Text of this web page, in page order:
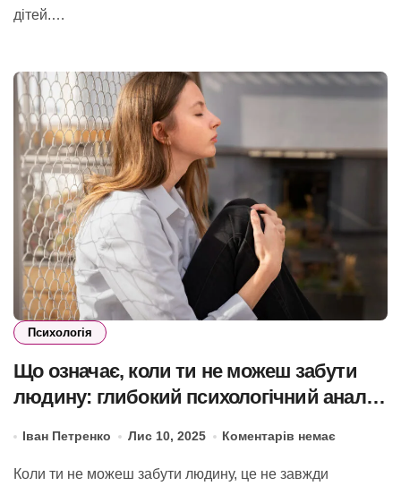
дітей.…
Психологія
Що означає, коли ти не можеш забути
людину: глибокий психологічний аналіз
Іван Петренко Лис 10, 2025 Коментарів немає
Коли ти не можеш забути людину, це не завжди